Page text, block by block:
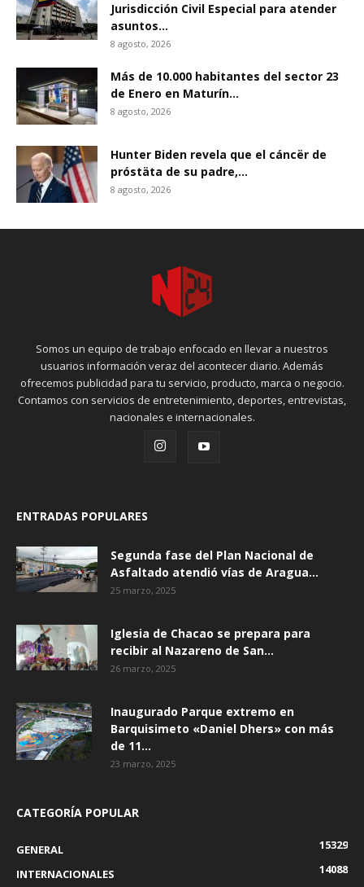
Jurisdicción Civil Especial para atender
asuntos...
8 agosto, 2026
Más de 10.000 habitantes del sector 23
de Enero en Maturín...
8 agosto, 2026
Hunter Biden revela que el cáncër de
próstäta de su padre,...
8 agosto, 2026
Somos un equipo de trabajo enfocado en llevar a nuestros
usuarios información veraz del acontecer diario. Además
ofrecemos publicidad para tu servicio, producto, marca o negocio.
Contamos con servicios de entretenimiento, deportes, entrevistas,
nacionales e internacionales.
ENTRADAS POPULARES
Segunda fase del Plan Nacional de
Asfaltado atendió vías de Aragua...
25 marzo, 2025
Iglesia de Chacao se prepara para
recibir al Nazareno de San...
26 marzo, 2025
Inaugurado Parque extremo en
Barquisimeto «Daniel Dhers» con más
de 11...
23 marzo, 2025
CATEGORÍA POPULAR
GENERAL
15329
INTERNACIONALES
14088